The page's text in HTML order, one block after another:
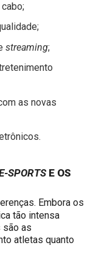
streaming;
as novas
SPORTSE OS
Embora os
tão intensa
são as
atletas quanto